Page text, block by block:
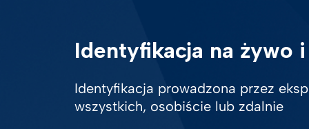
eID
Obieg
Identyfikacja na żywo
Identyfikacja prowadzona przez
wszystkich, osobiście lub zdalnie